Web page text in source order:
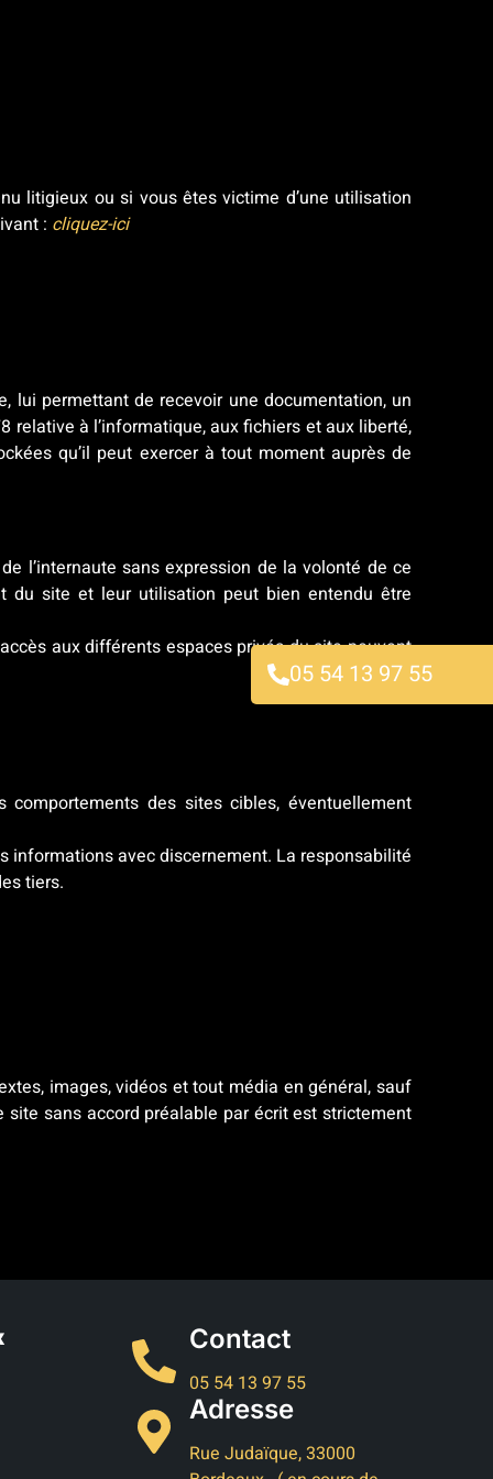
litigieux ou si vous êtes victime d’une utilisation
: cliquez-ici
lui permettant de recevoir une documentation, un
relative à l’informatique, aux fichiers et aux liberté,
qu’il peut exercer à tout moment auprès de
l’internaute sans expression de la volonté de ce
du site et leur utilisation peut bien entendu être
aux différents espaces privés du site peuvent
comportements des sites cibles, éventuellement
informations avec discernement. La responsabilité
tiers.
images, vidéos et tout média en général, sauf
site sans accord préalable par écrit est strictement
05 54 13 97 55
Contact
05 54 13 97 55
Adresse
Rue Judaïque, 33000